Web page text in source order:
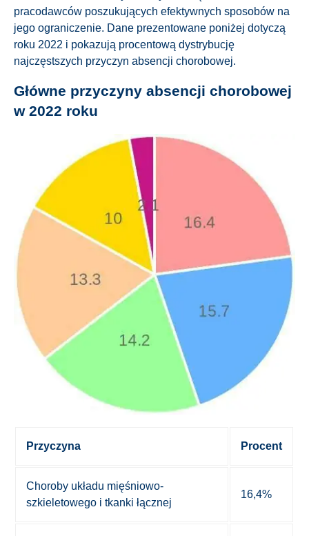
pracodawców poszukujących efektywnych sposobów na
jego ograniczenie. Dane prezentowane poniżej dotyczą
roku 2022 i pokazują procentową dystrybucję
najczęstszych przyczyn absencji chorobowej.
Główne przyczyny absencji chorobowej
w 2022 roku
Przyczyna Procent
Choroby układu mięśniowo-
szkieletowego i tkanki łącznej
16,4%